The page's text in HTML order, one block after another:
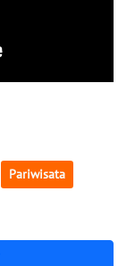
Pariwisata